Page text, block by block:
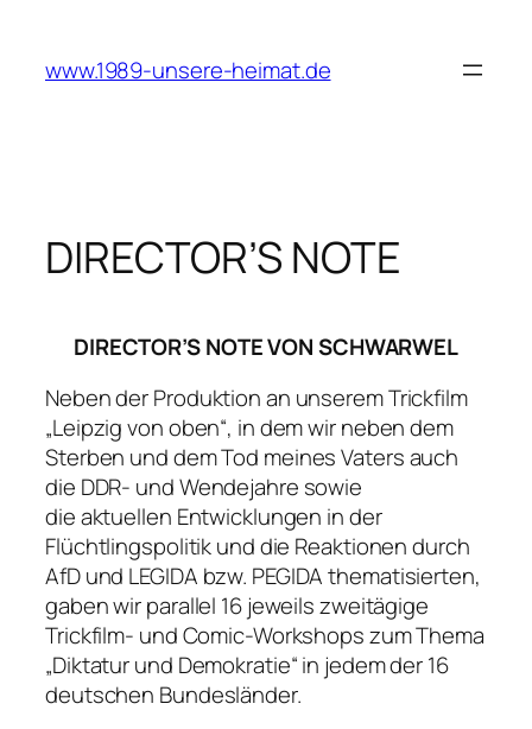
springen
www.1989-unsere-heimat.de
DIRECTOR’S NOTE
DIRECTOR’S NOTE VON SCHWARWEL
Neben der Produktion an unserem Trickfilm
„Leipzig von oben“, in dem wir neben dem
Sterben und dem Tod meines Vaters auch
die DDR- und Wendejahre sowie
die aktuellen Entwicklungen in der
Flüchtlingspolitik und die Reaktionen durch
AfD und LEGIDA bzw. PEGIDA thematisierten,
gaben wir parallel 16 jeweils zweitägige
Trickfilm- und Comic-Workshops zum Thema
„Diktatur und Demokratie“ in jedem der 16
deutschen Bundesländer.